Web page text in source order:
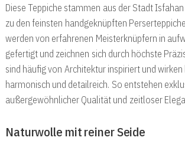
Diese Teppiche stammen aus der Stadt
zu den feinsten handgeknüpften
werden von erfahrenen Meisterknüpfern in
gefertigt und zeichnen sich durch höchste
sind häufig von Architektur inspiriert und
harmonisch und detailreich. So entstehen
außergewöhnlicher Qualität und zeitloser
Naturwolle mit reiner Seide